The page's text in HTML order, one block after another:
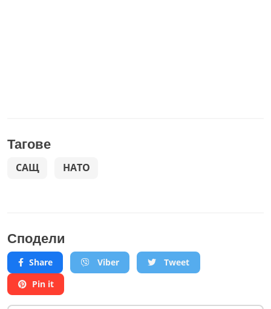
Тагове
САЩ НАТО
Сподели
Share Viber
Tweet
Pin it